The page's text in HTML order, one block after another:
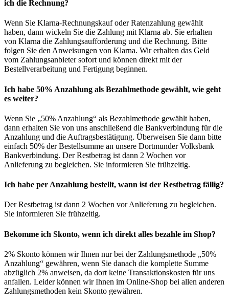
ich die Rechnung?
Wenn Sie Klarna-Rechnungskauf oder Ratenzahlung gewählt
haben, dann wickeln Sie die Zahlung mit Klarna ab. Sie erhalten
von Klarna die Zahlungsaufforderung und die Rechnung. Bitte
folgen Sie den Anweisungen von Klarna. Wir erhalten das Geld
vom Zahlungsanbieter sofort und können direkt mit der
Bestellverarbeitung und Fertigung beginnen.
Ich habe 50% Anzahlung als Bezahlmethode gewählt, wie geht
es weiter?
Wenn Sie „50% Anzahlung“ als Bezahlmethode gewählt haben,
dann erhalten Sie von uns anschließend die Bankverbindung für die
Anzahlung und die Auftragsbestätigung. Überweisen Sie dann bitte
einfach 50% der Bestellsumme an unsere Dortmunder Volksbank
Bankverbindung. Der Restbetrag ist dann 2 Wochen vor
Anlieferung zu begleichen. Sie informieren Sie frühzeitig.
Ich habe per Anzahlung bestellt, wann ist der Restbetrag fällig?
Der Restbetrag ist dann 2 Wochen vor Anlieferung zu begleichen.
Sie informieren Sie frühzeitig.
Bekomme ich Skonto, wenn ich direkt alles bezahle im Shop?
2% Skonto können wir Ihnen nur bei der Zahlungsmethode „50%
Anzahlung“ gewähren, wenn Sie danach die komplette Summe
abzüglich 2% anweisen, da dort keine Transaktionskosten für uns
anfallen. Leider können wir Ihnen im Online-Shop bei allen anderen
Zahlungsmethoden kein Skonto gewähren.